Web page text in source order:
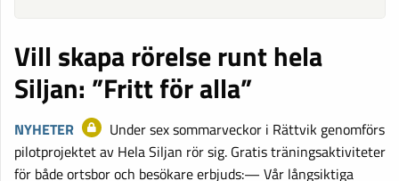
Vill skapa rörelse runt hela
Siljan: ”Fritt för alla”
NYHETER
Under sex sommarveckor i Rättvik genomförs
pilotprojektet av Hela Siljan rör sig. Gratis träningsaktiviteter
för både ortsbor och besökare erbjuds:— Vår långsiktiga